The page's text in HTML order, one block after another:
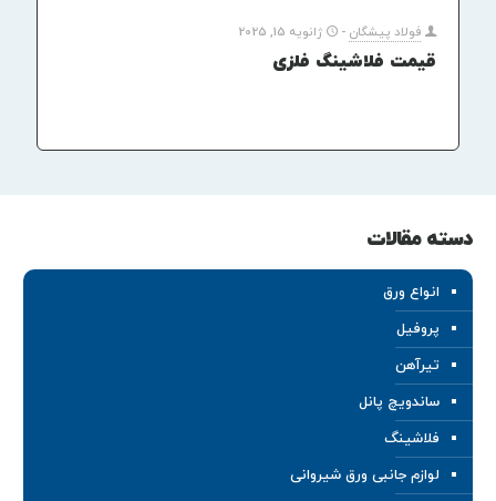
فولاد پیشگان - ژانویه 15, 2025
قیمت فلاشینگ فلزی
دسته مقالات
انواع ورق
پروفیل
تیرآهن
ساندویچ پانل
فلاشینگ
لوازم جانبی ورق شیروانی